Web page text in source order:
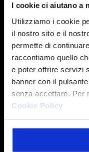
I cookie ci aiutano a
Utilizziamo i cookie
il nostro sito e il
permette di
raccontiamo quello
e poter offrire servizi
banner con il
senza accettare. Per
Cookie Policy
Il caso
CONTESTO
BMW Presales
complessità
del settore
evolvendo le